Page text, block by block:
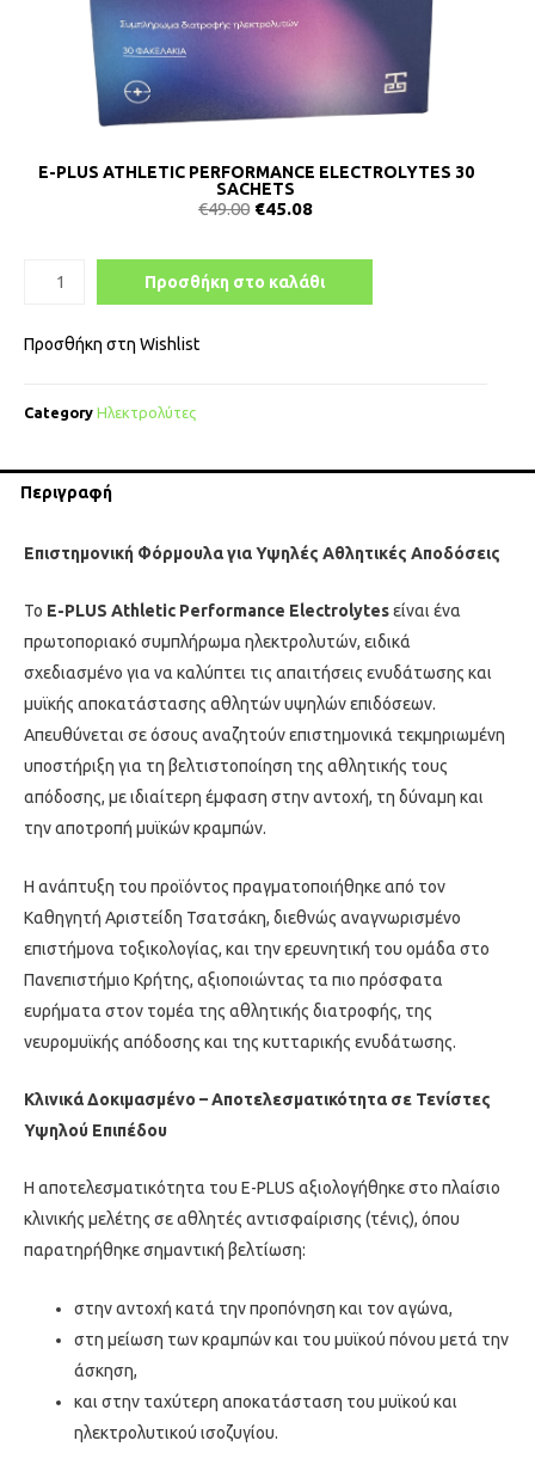
E-PLUS ATHLETIC PERFORMANCE ELECTROLYTES 30
SACHETS
€49.00 €45.08
Προσθήκη στο καλάθι
Προσθήκη στη Wishlist
Category Ηλεκτρολύτες
Περιγραφή
Επιστημονική Φόρμουλα για Υψηλές Αθλητικές Αποδόσεις
Το E-PLUS Athletic Performance Electrolytesείναι ένα
πρωτοποριακό συμπλήρωμα ηλεκτρολυτών, ειδικά
σχεδιασμένο για να καλύπτει τις απαιτήσεις ενυδάτωσης και
μυϊκής αποκατάστασης αθλητών υψηλών επιδόσεων.
Απευθύνεται σε όσους αναζητούν επιστημονικά τεκμηριωμένη
υποστήριξη για τη βελτιστοποίηση της αθλητικής τους
απόδοσης, με ιδιαίτερη έμφαση στην αντοχή, τη δύναμη και
την αποτροπή μυϊκών κραμπών.
Η ανάπτυξη του προϊόντος πραγματοποιήθηκε από τον
Καθηγητή Αριστείδη Τσατσάκη, διεθνώς αναγνωρισμένο
επιστήμονα τοξικολογίας, και την ερευνητική του ομάδα στο
Πανεπιστήμιο Κρήτης, αξιοποιώντας τα πιο πρόσφατα
ευρήματα στον τομέα της αθλητικής διατροφής, της
νευρομυϊκής απόδοσης και της κυτταρικής ενυδάτωσης.
Κλινικά Δοκιμασμένο – Αποτελεσματικότητα σε Τενίστες
Υψηλού Επιπέδου
Η αποτελεσματικότητα του E-PLUS αξιολογήθηκε στο πλαίσιο
κλινικής μελέτης σε αθλητές αντισφαίρισης (τένις), όπου
παρατηρήθηκε σημαντική βελτίωση:
στην αντοχή κατά την προπόνηση και τον αγώνα,
στη μείωση των κραμπών και του μυϊκού πόνου μετά την
άσκηση,
και στην ταχύτερη αποκατάσταση του μυϊκού και
ηλεκτρολυτικού ισοζυγίου.